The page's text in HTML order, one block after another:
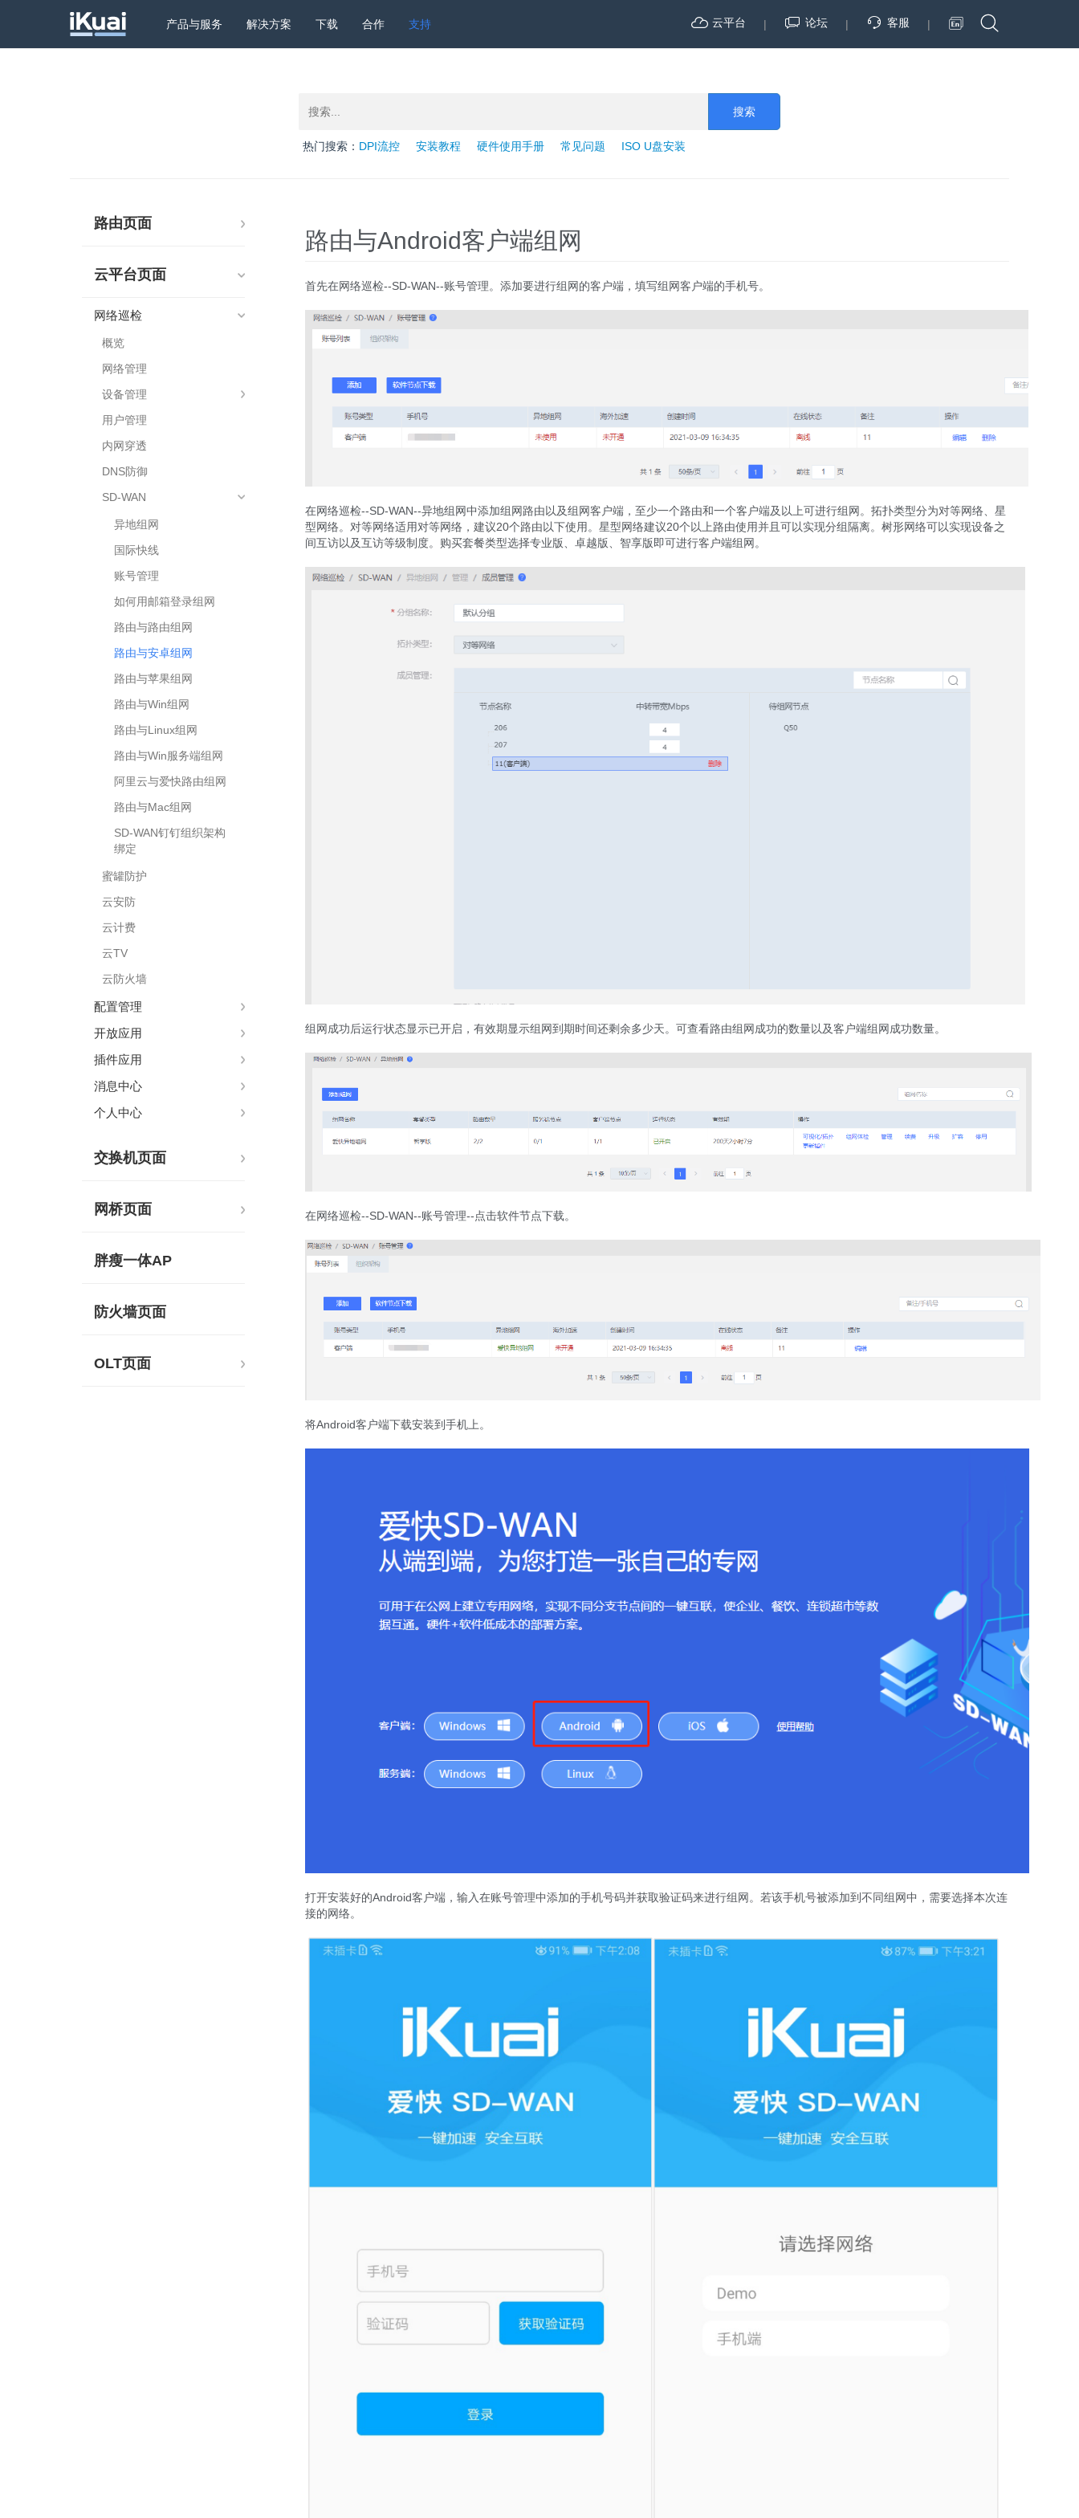
产品与服务 解决方案 下载 合作 支持 云平台 | 论坛 | 客服 |
搜索
热门搜索： DPI流控 安装教程 硬件使用手册 常见问题 ISO U盘安装
路由页面
云平台页面
网络巡检
概览
网络管理
设备管理
用户管理
内网穿透
DNS防御
SD-WAN
异地组网
国际快线
账号管理
如何用邮箱登录组网
路由与路由组网
路由与安卓组网
路由与苹果组网
路由与Win组网
路由与Linux组网
路由与Win服务端组网
阿里云与爱快路由组网
路由与Mac组网
SD-WAN钉钉组织架构
绑定
蜜罐防护
云安防
云计费
云TV
云防火墙
配置管理
开放应用
插件应用
消息中心
个人中心
交换机页面
网桥页面
胖瘦一体AP
防火墙页面
OLT页面
路由与Android客户端组网
首先在网络巡检--SD-WAN--账号管理。添加要进行组网的客户端，填写组网客户端的手机号。
在网络巡检--SD-WAN--异地组网中添加组网路由以及组网客户端，至少一个路由和一个客户端及以上可进行组网。拓扑类型分为对等网络、星
型网络。对等网络适用对等网络，建议20个路由以下使用。星型网络建议20个以上路由使用并且可以实现分组隔离。树形网络可以实现设备之
间互访以及互访等级制度。购买套餐类型选择专业版、卓越版、智享版即可进行客户端组网。
组网成功后运行状态显示已开启，有效期显示组网到期时间还剩余多少天。可查看路由组网成功的数量以及客户端组网成功数量。
在网络巡检--SD-WAN--账号管理--点击软件节点下载。
将Android客户端下载安装到手机上。
打开安装好的Android客户端，输入在账号管理中添加的手机号码并获取验证码来进行组网。若该手机号被添加到不同组网中，需要选择本次连
接的网络。